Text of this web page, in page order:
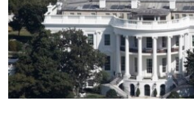
ᲡᲢᲣᲓᲘᲐ ᲕᲐᲨᲘᲜᲒᲢᲝᲜᲘ
ᲔᲙᲝᲜᲝᲛᲘᲙᲐ
ᲯᲐᲜᲛᲠᲗᲔᲚᲝᲑᲐ
ᲛᲔᲪᲜᲘᲔᲠᲔᲑᲐ
ᲘᲜᲢᲔᲠᲕᲘᲣ
Learning English
ᲗᲕᲐᲚᲘ ᲒᲕᲐᲓᲔᲕᲜᲔᲗ